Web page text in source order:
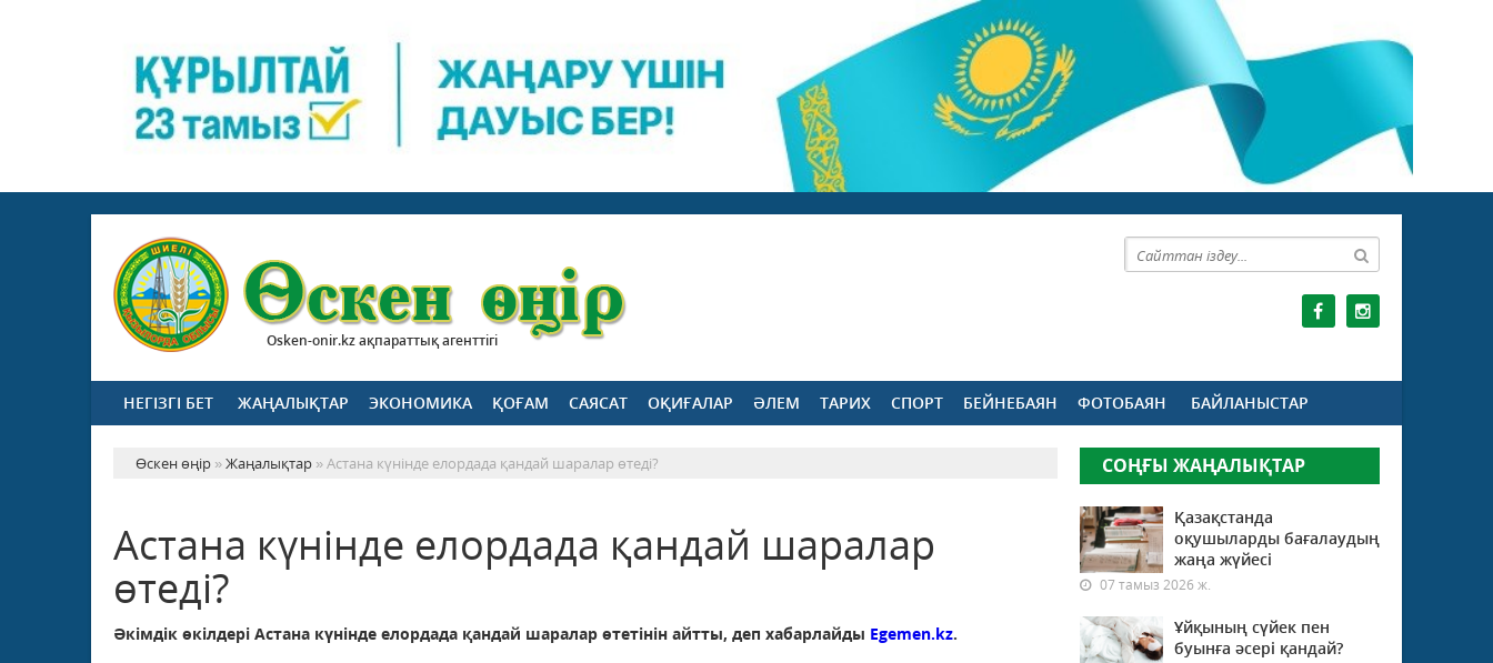
Osken-onir.kz ақпараттық агенттігі
НЕГІЗГІ БЕТ ЖАҢАЛЫҚТАР ЭКОНОМИКА ҚОҒАМ САЯСАТ ОҚИҒАЛАР ӘЛЕМ ТАРИХ СПОРТ БЕЙНЕБАЯН ФОТОБАЯН БАЙЛАНЫСТАР
Өскен өңір »Жаңалықтар » Астана күнінде елордада қандай шаралар өтеді?
Астана күнінде елордада қандай шаралар
өтеді?
Әкімдік өкілдері Астана күнінде елордада қандай шаралар өтетінін айтты, деп хабарлайды Egemen.kz.
СОҢҒЫ ЖАҢАЛЫҚТАР
Қазақстанда
оқушыларды бағалаудың
жаңа жүйесі
07 тамыз 2026 ж.
Ұйқының сүйек пен
буынға әсері қандай?